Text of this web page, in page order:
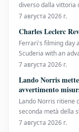
diverso dalla vittoria
Milton Keynes ha
arriva alla pausa
7 августа 2026 г.
Charles Leclerc
Ferrari's filming day
Scuderia with an
paddock. Charles
Grand Prix in
7 августа 2026 г.
Lando Norris
avvertimento
Lando Norris ritiene
seconda metà della
dominante al Gran
7 августа 2026 г.